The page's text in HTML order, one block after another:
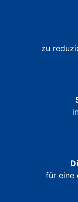
zu
für eine